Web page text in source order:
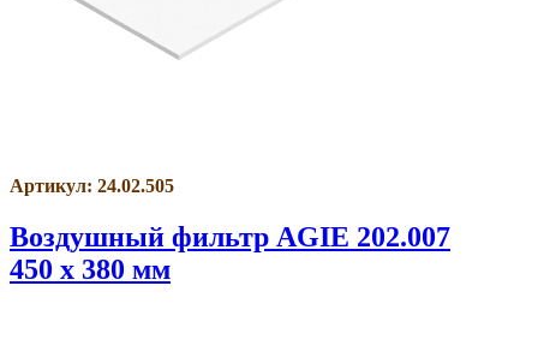
Артикул: 24.02.505
Воздушный фильтр AGIE 202.007
450 x 380 мм